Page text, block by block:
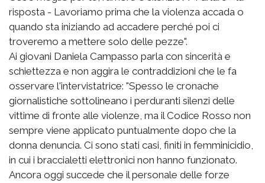
risposta - Lavoriamo prima che la violenza accada o
quando sta iniziando ad accadere perché poi ci
troveremo a mettere solo delle pezze".
Ai giovani Daniela Campasso parla con sincerità e
schiettezza e non aggira le contraddizioni che le fa
osservare l'intervistatrice: "Spesso le cronache
giornalistiche sottolineano i perduranti silenzi delle
vittime di fronte alle violenze, ma il Codice Rosso non
sempre viene applicato puntualmente dopo che la
donna denuncia. Ci sono stati casi, finiti in femminicidio,
in cui i braccialetti elettronici non hanno funzionato.
Ancora oggi succede che il personale delle forze